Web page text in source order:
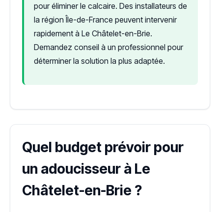
pour éliminer le calcaire. Des installateurs de
la région Île-de-France peuvent intervenir
rapidement à Le Châtelet-en-Brie.
Demandez conseil à un professionnel pour
déterminer la solution la plus adaptée.
Quel budget prévoir pour
un adoucisseur à Le
Châtelet-en-Brie ?